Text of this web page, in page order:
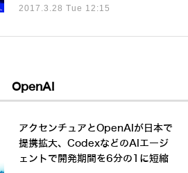
2017.3.28 Tue 12:15
OpenAI
アクセンチュアとOpenAIが日本で
提携拡大、CodexなどのAIエージ
ェントで開発期間を6分の1に短縮